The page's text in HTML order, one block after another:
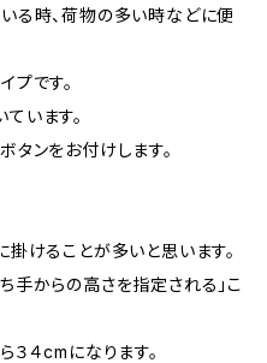
る時、荷物の多い時などに便
プです。
います。
タンをお付けします。
掛けることが多いと思います。
手からの高さを指定される」こ
３４cmになります。